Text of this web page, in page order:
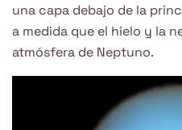
una capa debajo de la
a medida que el hielo y la
atmósfera de Neptuno.